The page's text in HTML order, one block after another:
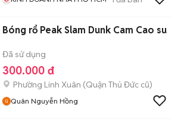
Bóng rổ Peak Slam Dunk Cam Cao su
Đã sử dụng
300.000 đ
Phường Linh Xuân (Quận Thủ Đức cũ)
Quân Nguyễn Hồng